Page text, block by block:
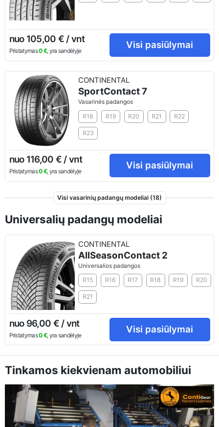
nuo 105,00 € / vnt
Pristatymas0 €, yra sandėlyje
Visi pasiūlymai
CONTINENTAL
SportContact 7
Vasarinės padangos
R18
R19 R20 R21 R22
R23
nuo 116,00 € / vnt
Pristatymas0 €, yra sandėlyje
Visi pasiūlymai
Visi vasarinių padangų modeliai (18)
Universalių padangų modeliai
CONTINENTAL
AllSeasonContact 2
Universalios padangos
R15
R16 R17 R18 R19 R20
R21
nuo 96,00 € / vnt
Pristatymas0 €, yra sandėlyje
Visi pasiūlymai
Tinkamos kiekvienam automobiliui